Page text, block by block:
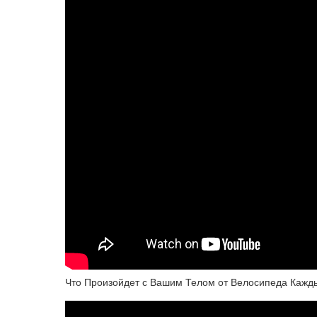
Что Произойдет с Вашим Телом от Велосипеда